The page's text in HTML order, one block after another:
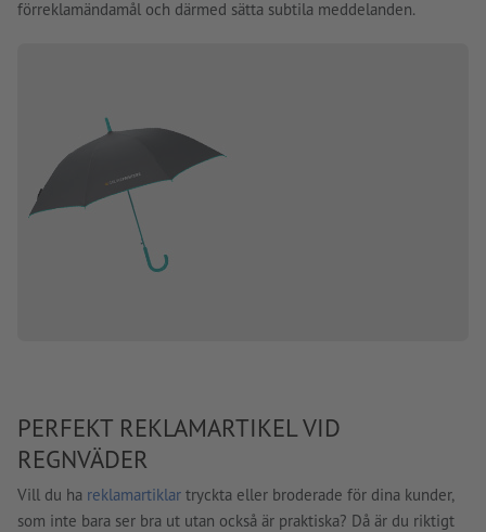
förreklamändamål och därmed sätta subtila meddelanden.
PERFEKT REKLAMARTIKEL VID
REGNVÄDER
Vill du ha reklamartiklar tryckta eller broderade för dina kunder,
som inte bara ser bra ut utan också är praktiska? Då är du riktigt